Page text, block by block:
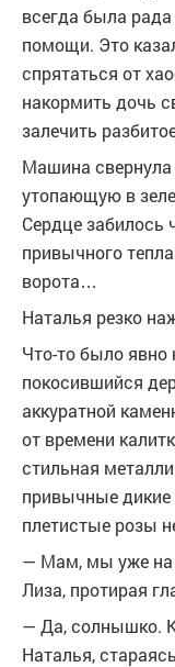
всегда была
помощи. Это
спрятаться от
накормить дочь
залечить
Машина свернула
утопающую в
Сердце забилось
привычного
ворота…
Наталья резко
Что-то было явно
покосившийся
аккуратной
от времени
стильная
привычные дикие
плетистые розы
— Мам, мы уже на
Лиза, протирая
— Да, солнышко.
Наталья,